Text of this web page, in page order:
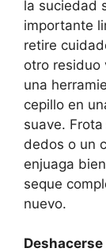
la suciedad
importante
retire
otro residuo
una
cepillo en
suave.
dedos o un
enjuaga
seque
nuevo.